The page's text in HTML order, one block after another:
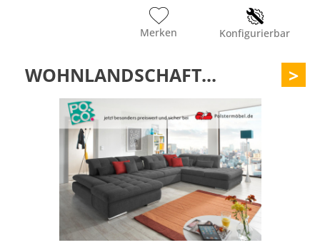
Merken Konfigurierbar
WOHNLANDSCHAFT... >